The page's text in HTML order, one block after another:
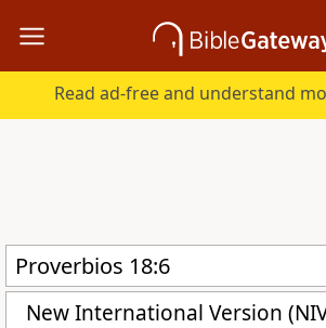
Read ad-free and understand
New International Version